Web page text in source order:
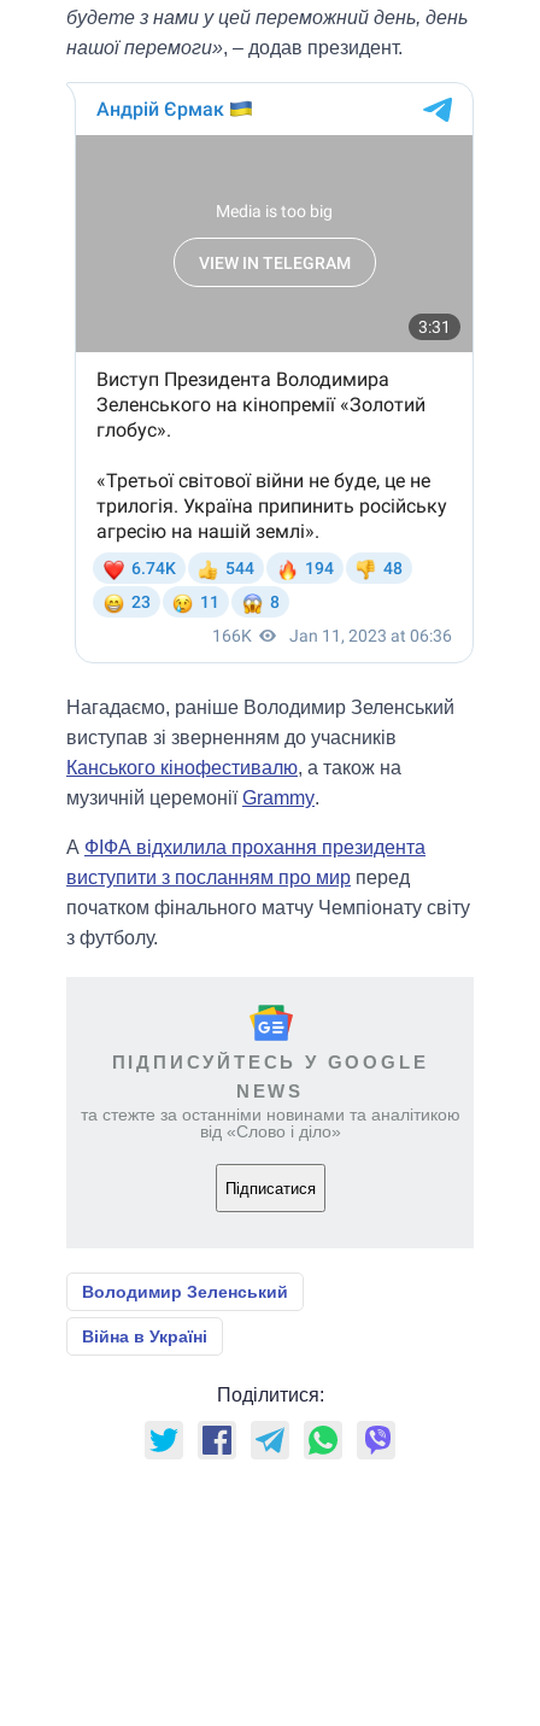
будете з нами у цей переможний день, день
нашої перемоги», – додав президент.
Нагадаємо, раніше Володимир Зеленський
виступав зі зверненням до учасників
Канського кінофестивалю, а також на
музичній церемоніїGrammy.
А ФІФА відхилила прохання президента
виступити з посланням про мир перед
початком фінального матчу Чемпіонату світу
з футболу.
ПІДПИСУЙТЕСЬ У GOOGLE
NEWS
та стежте за останніми новинами та аналітикою
від «Слово і діло»
Підписатися
Володимир Зеленський
Війна в Україні
Поділитися: